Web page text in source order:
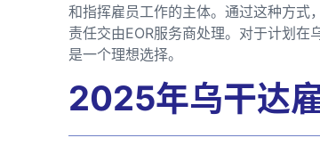
和指挥雇员工作的主体。通过这种方式
责任交由EOR服务商处理。对于计划
是一个理想选择。
2025年乌干达